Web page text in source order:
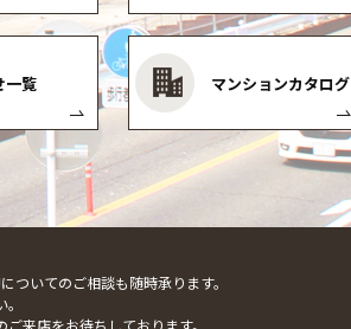
一覧 マンションカタログ
いてのご相談も随時承ります。
来店をお待ちしております。